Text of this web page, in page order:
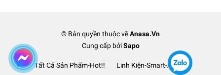
© Bản quyền thuộc vềAnasa.Vn
Cung cấp bởi Sapo
Tất Cả Sản Phẩm-Hot!!
Linh Kiện-Smart-Anasa